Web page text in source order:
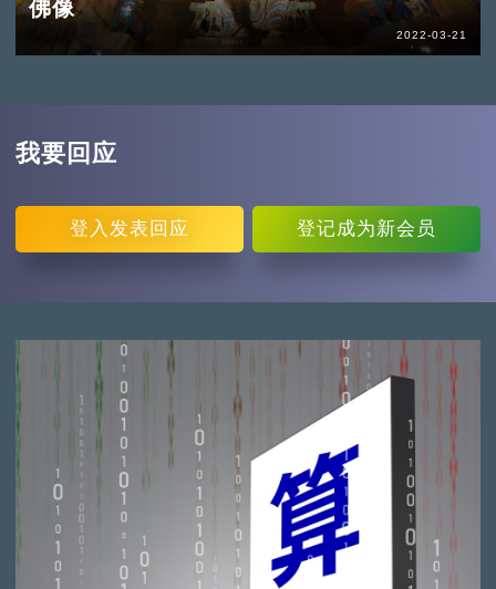
佛像
2022-03-21
我要回应
登入 发表回应 登记成为新会员